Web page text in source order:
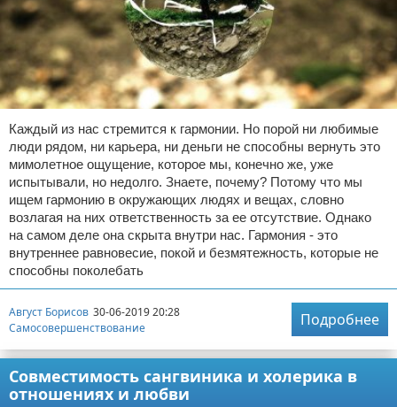
Каждый из нас стремится к гармонии. Но порой ни любимые
люди рядом, ни карьера, ни деньги не способны вернуть это
мимолетное ощущение, которое мы, конечно же, уже
испытывали, но недолго. Знаете, почему? Потому что мы
ищем гармонию в окружающих людях и вещах, словно
возлагая на них ответственность за ее отсутствие. Однако
на самом деле она скрыта внутри нас. Гармония - это
внутреннее равновесие, покой и безмятежность, которые не
способны поколебать
Август Борисов 30-06-2019 20:28
Самосовершенствование
Подробнее
Совместимость сангвиника и холерика в
отношениях и любви